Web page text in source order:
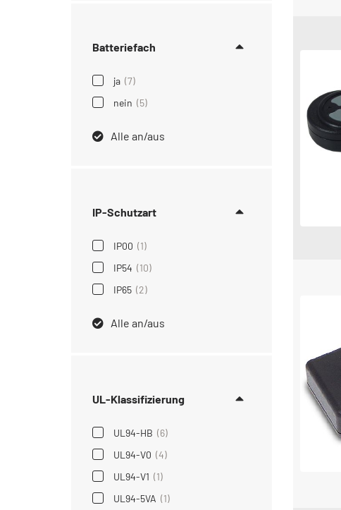
Batteriefach
ja (7)
nein (5)
Alle an/aus
IP-Schutzart
IP00 (1)
IP54 (10)
IP65 (2)
Alle an/aus
UL-Klassifizierung
UL94-HB (6)
UL94-V0 (4)
UL94-V1 (1)
UL94-5VA (1)